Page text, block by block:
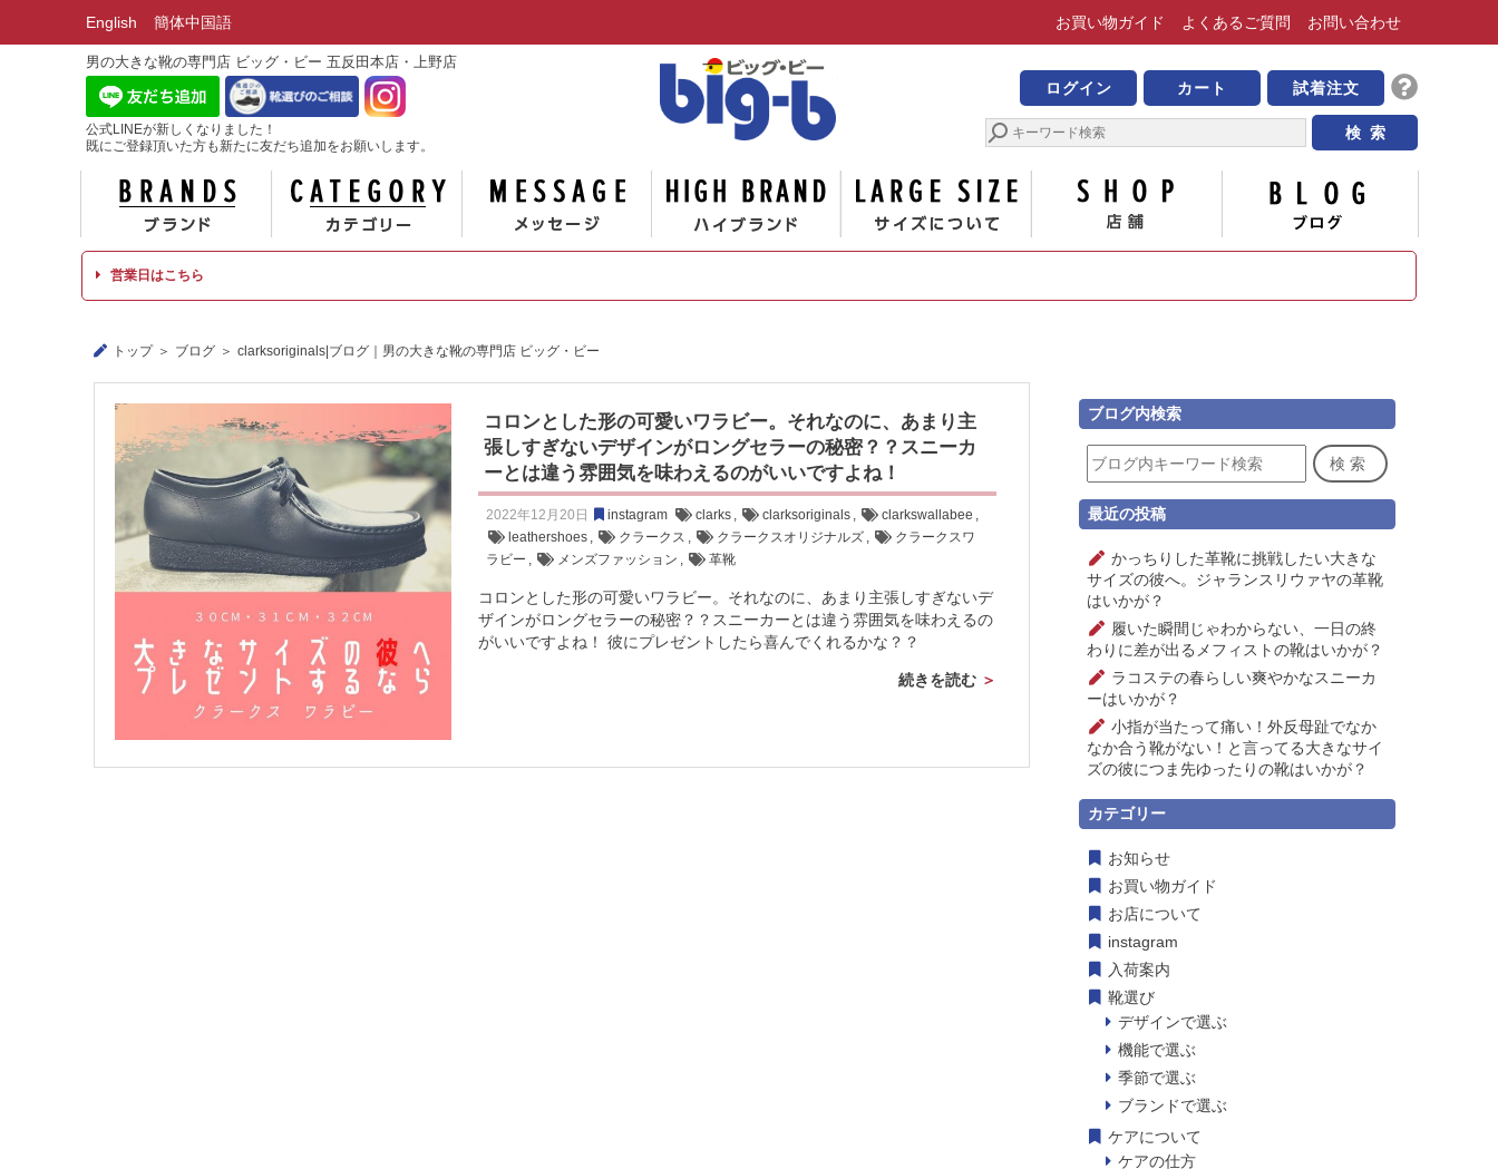
English 簡体中国語 お買い物ガイド よくある ご質問 お問い合わせ
男の大きな靴の専門店 ビッグ・ビー 五反田本店・上野店
公式LINEが新しくなりました！
既にご登録頂いた方も新たに友だち追加をお願いします。
男の大きな靴の専門店 ビッグ・ビー
ログイン カート 試着注文
ブランド カテゴリー メッセージ ハイブランド サイズについて
営業日はこちら
トップ ブログ clarksoriginals|ブログ｜男の大きな靴の専門店 ビッグ・ビー
コロンとした形の可愛いワラビー。それなのに、あまり主
張しすぎないデザインがロングセラーの秘密？？スニーカ
ーとは違う雰囲気を味わえるのがいいですよね！
2022年12月20日 instagram clarks , clarksoriginals , clarkswallabee ,
leathershoes , クラークス , クラークスオリジナルズ ,
クラークスワ
ラビー , メンズファッション , 革靴
コロンとした形の可愛いワラビー。それなのに、あまり主張しすぎないデ
ザインがロングセラーの秘密？？スニーカーとは違う雰囲気を味わえるの
がいいですよね！ 彼にプレゼントしたら喜んでくれるかな？？
続きを読む
ブログ内検索
検索
最近の投稿
かっちりした革靴に挑戦したい大きな
サイズの彼へ。ジャランスリウァヤの革靴
はいかが？
履いた瞬間じゃわからない、一日の終
わりに差が出るメフィストの靴はいかが？
ラコステの春らしい爽やかなスニーカ
ーはいかが？
小指が当たって痛い！外反母趾でなか
なか合う靴がない！と言ってる大きなサイ
ズの彼につま先ゆったりの靴はいかが？
カテゴリー
お知らせ
お買い物ガイド
お店について
instagram
入荷案内
靴選び
デザインで選ぶ
機能で選ぶ
季節で選ぶ
ブランドで選ぶ
ケアについて
ケアの仕方